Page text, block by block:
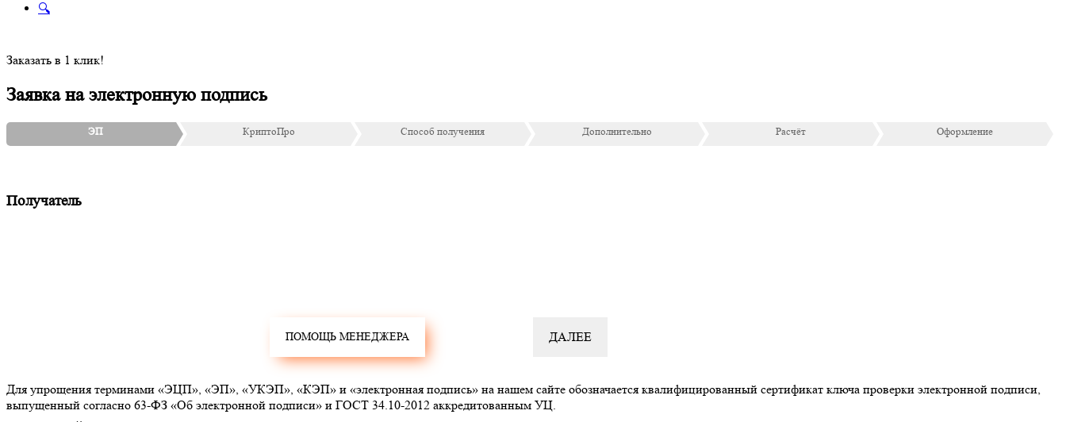
🔍
Заказать в 1 клик!
Заявка на электронную подпись
ЭП КриптоПро Способ получения Дополнительно Расчёт Оформление
Получатель
Для упрощения терминами «ЭЦП», «ЭП», «УКЭП», «КЭП» и «электронная подпись» на нашем сайте обозначается квалифицированный сертификат ключа проверки электронной подписи,
выпущенный согласно 63-ФЗ «Об электронной подписи» и ГОСТ 34.10-2012 аккредитованным УЦ.